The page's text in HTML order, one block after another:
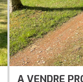
A VENDRE